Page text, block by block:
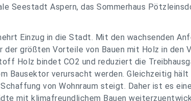
Seestadt Aspern, das Sommerhaus
Einzug in die Stadt. Mit den wachsenden
größten Vorteile von Bauen mit Holz in den
Holz bindet CO2 und reduziert die
Bausektor verursacht werden. Gleichzeitig
von Wohnraum steigt. Daher ist es
mit klimafreundlichem Bauen